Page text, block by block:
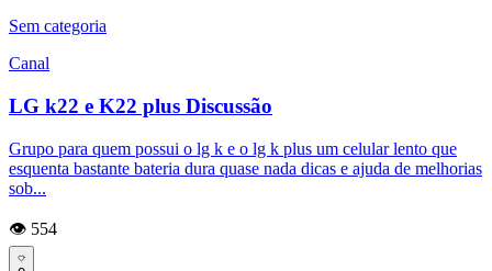
Sem categoria
Canal
LG k22 e K22 plus Discussão
Grupo para quem possui o lg k e o lg k plus um celular lento que
esquenta bastante bateria dura quase nada dicas e ajuda de melhorias
sob...
👁️ 554